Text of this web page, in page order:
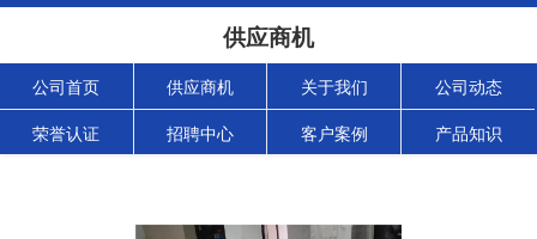
供应商机
公司首页 供应商机 关于我们 公司动态
荣誉认证 招聘中心 客户案例 产品知识